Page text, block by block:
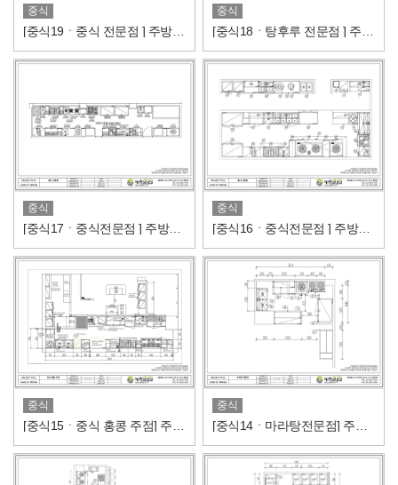
중식
[중식19ㆍ중식 전문점 ] 주방도면/주방설비내역
중식
중식
[중식17ㆍ중식전문점 ] 주방도면/주방설비내역
중식
[중식16ㆍ중식전문점 ] 주방도면/주방설비내역
중식 중식